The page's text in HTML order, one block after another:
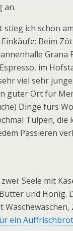
an.
stieg ich schon
Beim
Grana
im
viel sehr
guter Ort für
Dinge fürs
Tulpen, die
Passieren
Seele mit
und Honig.
ein Auffrischbrot